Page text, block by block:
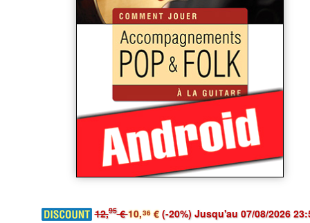
12,95€10,36€(-20%) Jusqu'au 07/08/2026